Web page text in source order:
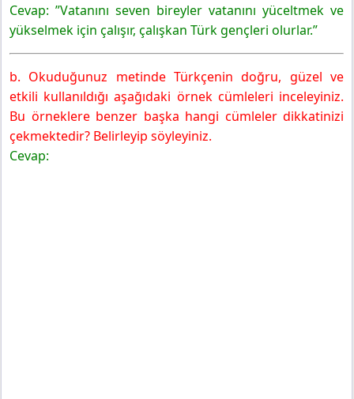
Cevap: ”Vatanını seven bireyler vatanını yüceltmek ve
yükselmek için çalışır, çalışkan Türk gençleri olurlar.”
b. Okuduğunuz metinde Türkçenin doğru, güzel ve
etkili kullanıldığı aşağıdaki örnek cümleleri inceleyiniz.
Bu örneklere benzer başka hangi cümleler dikkatinizi
çekmektedir? Belirleyip söyleyiniz.
Cevap: